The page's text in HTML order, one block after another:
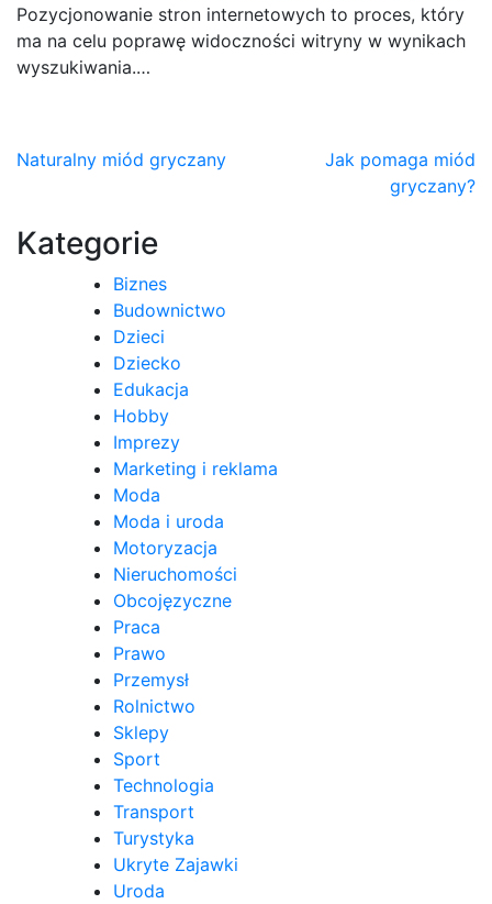
Pozycjonowanie stron internetowych to proces, który
ma na celu poprawę widoczności witryny w wynikach
wyszukiwania.…
Nawigacja
Naturalny miód gryczany
Jak pomaga miód
gryczany?
Kategorie
Biznes
Budownictwo
Dzieci
Dziecko
Edukacja
Hobby
Imprezy
Marketing i reklama
Moda
Moda i uroda
Motoryzacja
Nieruchomości
Obcojęzyczne
Praca
Prawo
Przemysł
Rolnictwo
Sklepy
Sport
Technologia
Transport
Turystyka
Ukryte Zajawki
Uroda